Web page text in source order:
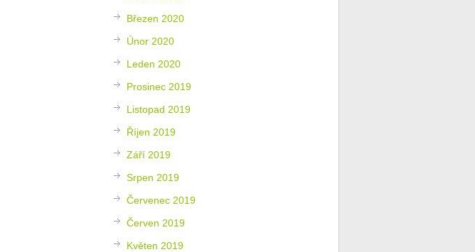
Březen 2020
Únor 2020
Leden 2020
Prosinec 2019
Listopad 2019
Říjen 2019
Září 2019
Srpen 2019
Červenec 2019
Červen 2019
Květen 2019